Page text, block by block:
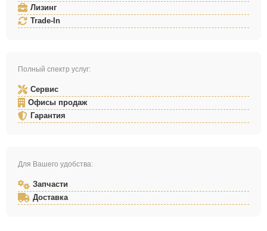
Лизинг
Trade-In
Полный спектр услуг:
Сервис
Офисы продаж
Гарантия
Для Вашего удобства:
Запчасти
Доставка